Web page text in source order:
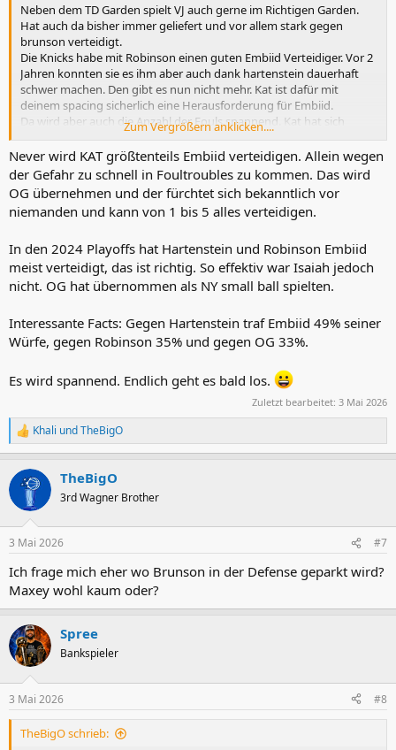
Neben dem TD Garden spielt VJ auch gerne im Richtigen Garden.
Hat auch da bisher immer geliefert und vor allem stark gegen
brunson verteidigt.
Die Knicks habe mit Robinson einen guten Embiid Verteidiger. Vor 2
Jahren konnten sie es ihm aber auch dank hartenstein dauerhaft
schwer machen. Den gibt es nun nicht mehr. Kat ist dafür mit
deinem spacing sicherlich eine Herausforderung für Embiid.
Da wird aber auch die Anzahl der Fouls spannend. Kat hat sich
gegen Embiid immer schwer getan, aber das war noch die agilere
Version von Embiid. Die Unstimmigkeiten zwischen beiden sind
längst begraben und mittlerweile schätzen sie sich sogar soweit ich
weiß.
Ich tippe auf 4-3 für die sixers. Wird deutlich physischer zugehen.
bin auch gespannt ob nurse die Rotation etwas erweitert. Barlow
könnte vermehrt zum Zug kommen. Auch der Backup hinter Embiid
wird spannend sein.
Zum Vergrößern anklicken....
Never wird KAT größtenteils Embiid verteidigen. Allein wegen
der Gefahr zu schnell in Foultroubles zu kommen. Das wird
OG übernehmen und der fürchtet sich bekanntlich vor
niemanden und kann von 1 bis 5 alles verteidigen.
In den 2024 Playoffs hat Hartenstein und Robinson Embiid
meist verteidigt, das ist richtig. So effektiv war Isaiah jedoch
nicht. OG hat übernommen als NY small ball spielten.
Interessante Facts: Gegen Hartenstein traf Embiid 49% seiner
Würfe, gegen Robinson 35% und gegen OG 33%.
Es wird spannend. Endlich geht es bald los.
Zuletzt bearbeitet: 3 Mai 2026
R
e
k
i
e
:
Khali undTheBigO
TheBigO
3rd Wagner Brother
3 Mai 2026 #7
Ich frage mich eher wo Brunson in der Defense geparkt wird?
Maxey wohl kaum oder?
Spree
Bankspieler
3 Mai 2026 #8
TheBigO schrieb: